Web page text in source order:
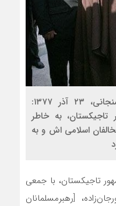
خاطرات آیت الله هاشمی رفسنجانی، ۲۳ آذر ۱۳۷۷:
تاجیکستان، به خاطر
تلاش‌هایم براى ایجاد آشتى با مخالفان اسلامی‎ اش و به
تاجیکستان، با جمعى
[رهبرمسلمانان